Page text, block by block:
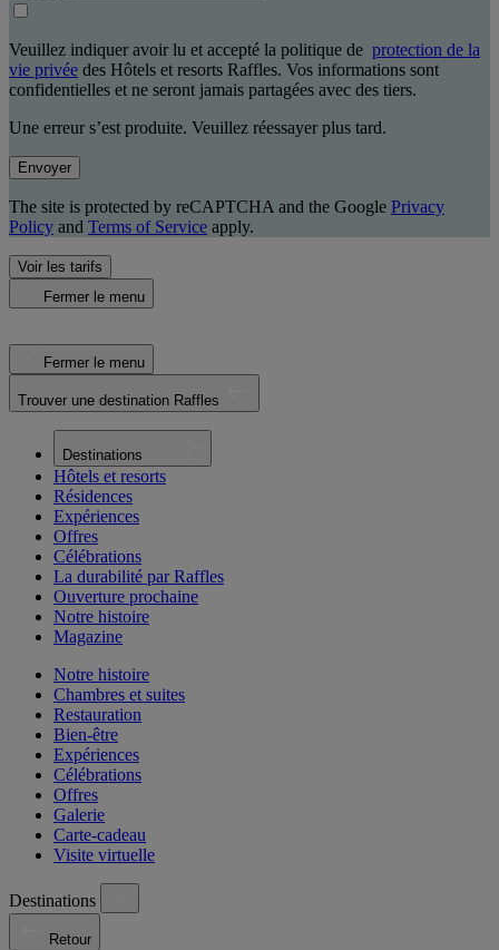
Veuillez indiquer avoir lu et accepté la politique de protection de la
vie privée des Hôtels et resorts Raffles. Vos informations sont
confidentielles et ne seront jamais partagées avec des tiers.
Une erreur s’est produite. Veuillez réessayer plus tard.
Envoyer
The site is protected by reCAPTCHA and the Google Privacy
Policy and Terms of Service apply.
Voir les tarifs
Fermer le menu
Fermer le menu
Trouver une destination Raffles
Destinations
Hôtels et resorts
Résidences
Expériences
Offres
Célébrations
La durabilité par Raffles
Ouverture prochaine
Notre histoire
Magazine
Notre histoire
Chambres et suites
Restauration
Bien-être
Expériences
Célébrations
Offres
Galerie
Carte-cadeau
Visite virtuelle
Destinations
Retour